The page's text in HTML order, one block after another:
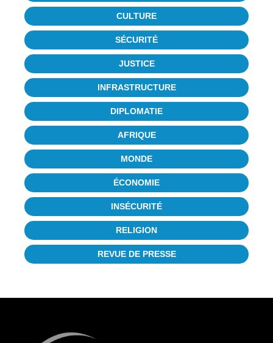
CULTURE
SÉCURITÉ
JUSTICE
INFRASTRUCTURE
DIPLOMATIE
AFRIQUE
MONDE
ÉCONOMIE
INSÉCURITÉ
RELIGION
REVUE DE PRESSE